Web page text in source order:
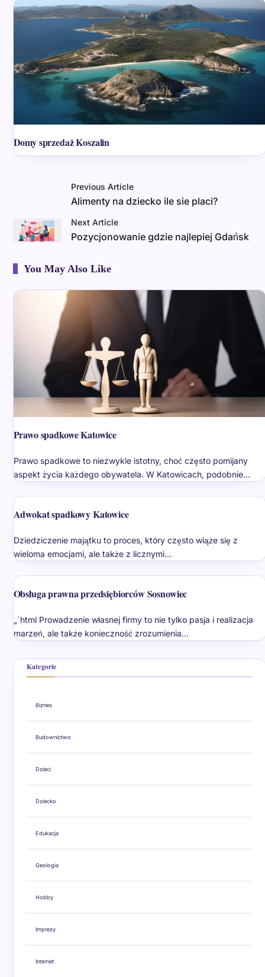
Domy sprzedaż Koszalin
Previous Article
Alimenty na dziecko ile sie placi?
Next Article
Pozycjonowanie gdzie najlepiej Gdańsk
You May Also Like
Prawo spadkowe Katowice
Prawo spadkowe to niezwykle istotny, choć często pomijany
aspekt życia każdego obywatela. W Katowicach, podobnie…
Adwokat spadkowy Katowice
Dziedziczenie majątku to proces, który często wiąże się z
wieloma emocjami, ale także z licznymi…
Obsługa prawna przedsiębiorców Sosnowiec
„`html Prowadzenie własnej firmy to nie tylko pasja i realizacja
marzeń, ale także konieczność zrozumienia…
Kategorie
Biznes
Budownictwo
Dzieci
Dziecko
Edukacja
Geologia
Hobby
Imprezy
Internet